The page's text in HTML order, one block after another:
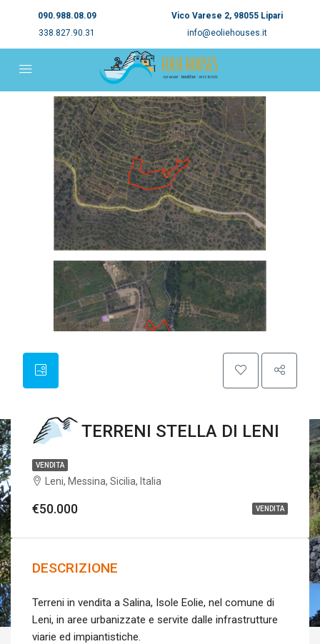
090.988.08.09
338.827.90.31
Vico Varese 2, 98055 Lipari
info@eoliehouses.it
VENDITA
TERRENI STELLA DI LENI
VENDITA
Leni, Messina, Sicilia, Italia
€50.000
DESCRIZIONE
Terreni in vendita a Salina, Isole Eolie, nel comune di
Leni, in aree urbanizzate e servite dalle infrastrutture
viarie ed impiantistiche.